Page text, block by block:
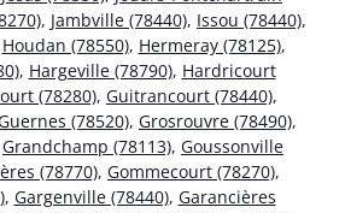
, Jambville (78440), Issou (78440),
Houdan (78550), Hermeray (78125),
, Hargeville (78790), Hardricourt
(78280), Guitrancourt (78440),
Guernes (78520), Grosrouvre (78490),
Grandchamp (78113), Goussonville
(78770), Gommecourt (78270),
, Gargenville (78440), Garancières